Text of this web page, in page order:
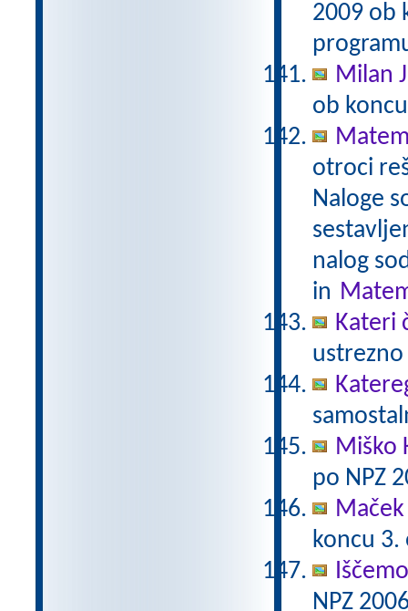
2009 ob
Milan
ob
otroci
Naloge
nalog
in
Kateri
Miško
po NPZ
koncu
NPZ